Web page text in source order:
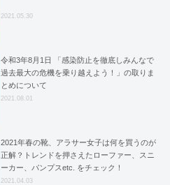
2021.05.30
令和3年8月1日 「感染防止を徹底しみんなで
過去最大の危機を乗り越えよう！」の取りま
とめについて
2021.08.01
2021年春の靴、アラサー女子は何を買うのが
正解？トレンドを押さえたローファー、スニ
ーカー、パンプスetc. をチェック！
2021.04.03